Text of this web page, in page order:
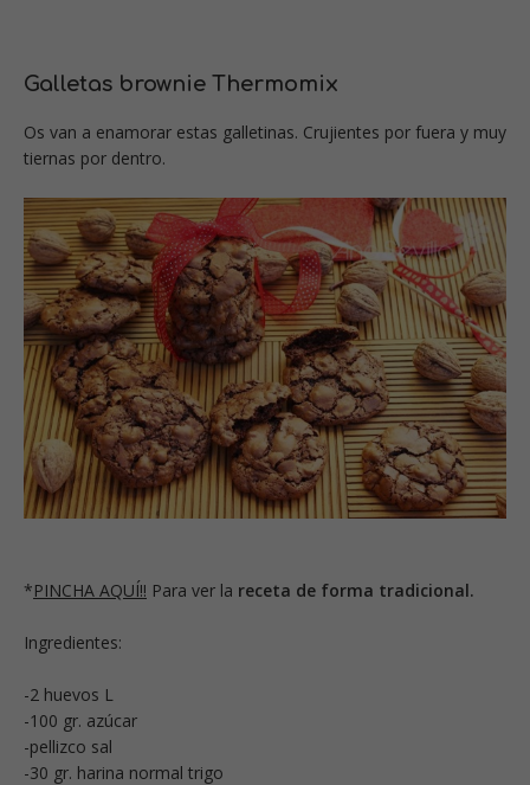
Galletas brownie Thermomix
Os van a enamorar estas galletinas. Crujientes por fuera y muy
tiernas por dentro.
*PINCHA AQUÍ!! Para ver la receta de forma tradicional.
Ingredientes:
-2 huevos L
-100 gr. azúcar
-pellizco sal
-30 gr. harina normal trigo